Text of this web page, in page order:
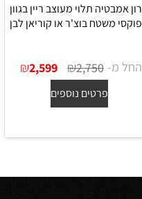
אמבטיה תלוי מעוצב ריין בגוון
משטח בוצ'ר או קוריאן לבן
החל מ- ₪2,750
₪2,599
פרטים נוספים